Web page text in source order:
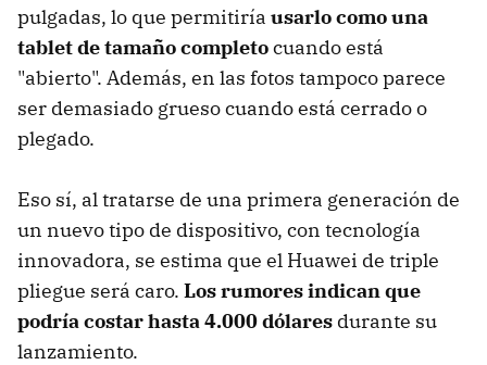
pulgadas, lo que permitiría usarlo como una
tablet de tamaño completocuando está
"abierto". Además, en las fotos tampoco parece
ser demasiado grueso cuando está cerrado o
plegado.
Eso sí, al tratarse de una primera generación de
un nuevo tipo de dispositivo, con tecnología
innovadora, se estima que el Huawei de triple
pliegue será caro. Los rumores indican que
podría costar hasta 4.000 dólares durante su
lanzamiento.